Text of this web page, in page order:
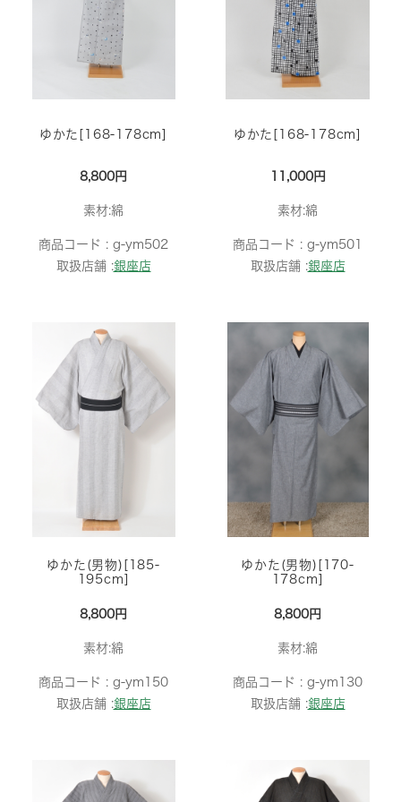
ゆかた[168-178cm]
8,800円
素材:綿
商品コード : g-ym502
取扱店舗 :銀座店
ゆかた[168-178cm]
11,000円
素材:綿
商品コード : g-ym501
取扱店舗 :銀座店
ゆかた(男物)[185-
195cm]
8,800円
素材:綿
商品コード : g-ym150
取扱店舗 :銀座店
ゆかた(男物)[170-
178cm]
8,800円
素材:綿
商品コード : g-ym130
取扱店舗 :銀座店